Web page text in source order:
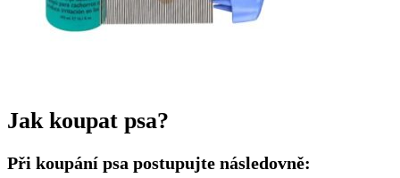
Jak koupat psa?
Při koupání psa postupujte následovně: